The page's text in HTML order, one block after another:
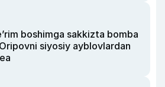
boshimga sakkizta bomba
siyosiy ayblovlardan